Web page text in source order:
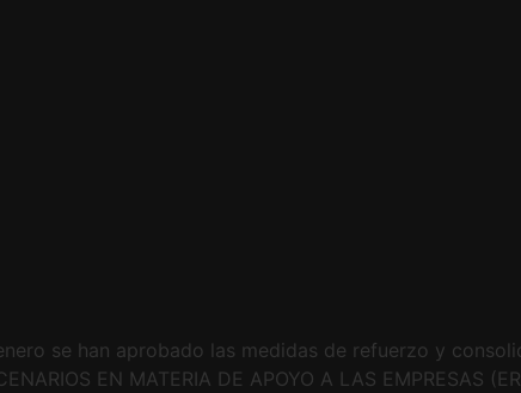
se han aprobado las medidas de refuerzo y
EN MATERIA DE APOYO A LAS EMPRESAS